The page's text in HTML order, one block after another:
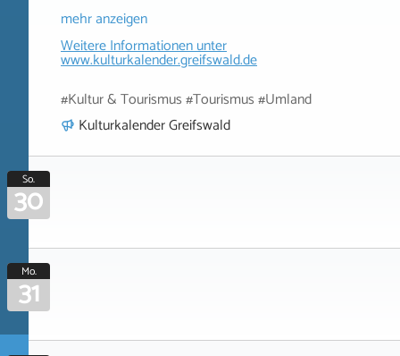
mehr anzeigen
Weitere Informationen unter
www.kulturkalender.greifswald.de
#Kultur & Tourismus #Tourismus #Umland
Kulturkalender Greifswald
So.
30
Mo.
31